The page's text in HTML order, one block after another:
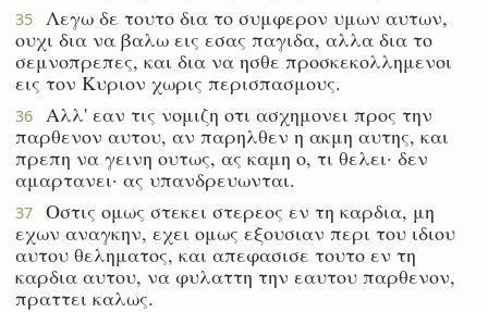
35
Λεγω δε τουτο δια το συμφερον υμων αυτων,
ουχι δια να βαλω εις εσας παγιδα, αλλα δια το
σεμνοπρεπες, και δια να ησθε προσκεκολλημενοι
εις τον Κυριον χωρις περισπασμους.
36
Αλλ' εαν τις νομιζη οτι ασχημονει προς την
παρθενον αυτου, αν παρηλθεν η ακμη αυτης, και
πρεπη να γεινη ουτως, ας καμη ο, τι θελει· δεν
αμαρτανει· ας υπανδρευωνται.
37
Οστις ομως στεκει στερεος εν τη καρδια, μη
εχων αναγκην, εχει ομως εξουσιαν περι του ιδιου
αυτου θεληματος, και απεφασισε τουτο εν τη
καρδια αυτου, να φυλαττη την εαυτου παρθενον,
πραττει καλως.